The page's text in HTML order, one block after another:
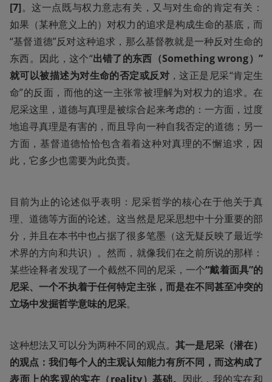
[7]。这一点既与权力意志有关，又与对生命的肯定有关：
如果（某种意义上的）对权力的追求是构成生命的基底，而
“基督道德”反对这种追求，那么基督教就是一种反对生命的
东西。因此，这个“出错了的东西（Something wrong）”
就可以被描述为对生命的否定或反对 ，这正是尼采“肯定生
命”的反面，而他的这一主张常被理解为对权力的追求。在
尼采这里，道德与真理是被综合起来考虑的：一方面，过度
地追寻真理是有害的，而且导向一种自我否定的道德；另一
方面，基督道德恰恰包含着着这种对真理的不懈追求，因
此，它多少也需要为此负责。
目前为止的论述似乎表明：尼采哲学的核心在于他关于真
理、道德等方面的论述。这当然是尼采思想中十分重要的部
分，并且在本书中也占据了很多笔墨（这无疑反映了最近学
术界的方向和共识）。然而，就像我们在之前所说的那样：
某些诠释者发现了一个截然不同的尼采，一个“戴着面具”的
尼采、一个不执着于任何特定主张，而是在不同甚至冲突的
立场中发掘哲学意味的尼采。
这种想法又可以分为两种不同的观点。 其一是尼采（潜在）
的观点：我们每个人的主观认知能力有所不同，而这构成了
表面上的客观的实在（reality）基础。 因此，我的实在和